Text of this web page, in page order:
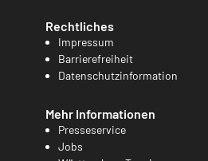
Rechtliches
Impressum
Barrierefreiheit
Datenschutzinformation
Mehr Informationen
Presseservice
Jobs